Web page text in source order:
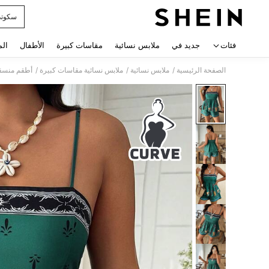
فئات جديد في ملابس نسائية مقاسات كبيرة الأطفال
الصفحة الرئيسية / ملابس نسائية / ملابس نسائية مقاسات كبيرة / أطقم